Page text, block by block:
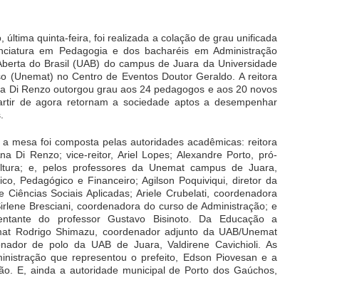
última quinta-feira, foi realizada a colação de grau unificada
em Pedagogia e dos bacharéis em Administração
do Brasil (UAB) do campus de Juara da Universidade
(Unemat) no Centro de Eventos Doutor Geraldo. A reitora
Di Renzo outorgou grau aos 24 pedagogos e aos 20 novos
de agora retornam a sociedade aptos a desempenhar
mesa foi composta pelas autoridades acadêmicas: reitora
Di Renzo; vice-reitor, Ariel Lopes; Alexandre Porto, pró-
e, pelos professores da Unemat campus de Juara,
Pedagógico e Financeiro; Agilson Poquiviqui, diretor da
Ciências Sociais Aplicadas; Ariele Crubelati, coordenadora
Bresciani, coordenadora do curso de Administração; e
do professor Gustavo Bisinoto. Da Educação a
Rodrigo Shimazu, coordenador adjunto da UAB/Unemat
de polo da UAB de Juara, Valdirene Cavichioli. As
que representou o prefeito, Edson Piovesan e a
E, ainda a autoridade municipal de Porto dos Gaúchos,